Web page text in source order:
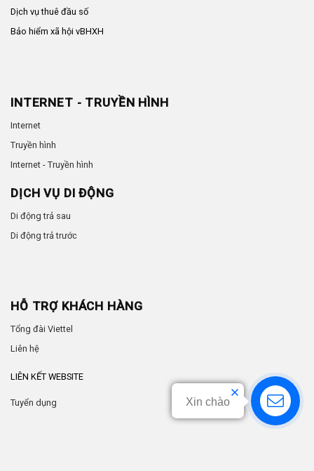
Dịch vụ thuê đầu số
Bảo hiểm xã hội vBHXH
INTERNET - TRUYỀN HÌNH
Internet
Truyền hình
Internet - Truyền hình
DỊCH VỤ DI ĐỘNG
Di động trả sau
Di động trả trước
HỖ TRỢ KHÁCH HÀNG
Tổng đài Viettel
Liên hệ
LIÊN KẾT WEBSITE
Tuyển dụng Xin chào